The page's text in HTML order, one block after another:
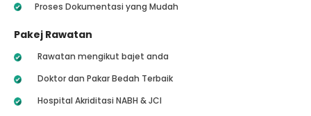
Proses Dokumentasi yang Mudah
Pakej Rawatan
Rawatan mengikut bajet anda
Doktor dan Pakar Bedah Terbaik
Hospital Akriditasi NABH & JCI